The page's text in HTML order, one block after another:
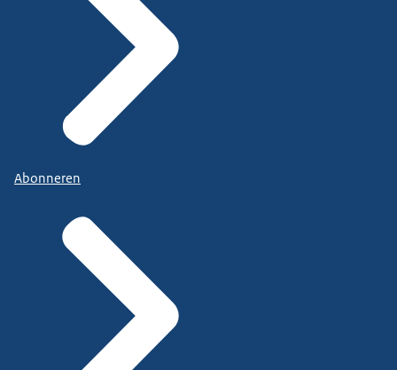
Abonneren